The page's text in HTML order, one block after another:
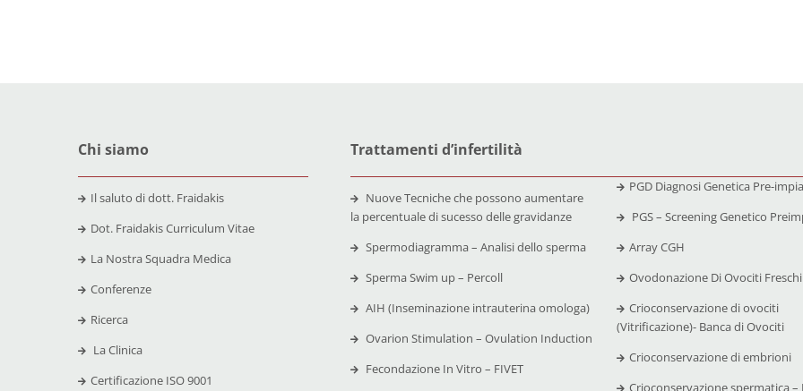
Chi siamo
Il saluto di dott. Fraidakis
Dot. Fraidakis Curriculum Vitae
La Nostra Squadra Medica
Conferenze
Ricerca
La Clinica
Certificazione ISO 9001
Trattamenti d’infertilità
Nuove Tecniche che possono aumentare
la percentuale di sucesso delle gravidanze
Spermodiagramma – Analisi dello sperma
Sperma Swim up – Percoll
AIH (Inseminazione intrauterina omologa)
Ovarion Stimulation – Ovulation Induction
Fecondazione In Vitro – FIVET
PGD Diagnosi Genetica Pre-
PGS – Screening Genetico
Array CGH
Ovodonazione Di Ovociti Freschi
Crioconservazione di ovociti
(Vitrificazione)- Banca di Ovociti
Crioconservazione di embrioni
Crioconservazione spermatica –